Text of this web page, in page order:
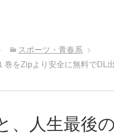
スポーツ・青春系
をZipより安全に無料でDL
、人生最後